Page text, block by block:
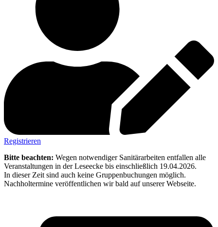
Registrieren
Bitte beachten: Wegen notwendiger Sanitärarbeiten entfallen alle
Veranstaltungen in der Leseecke bis einschließlich 19.04.2026.
In dieser Zeit sind auch keine Gruppenbuchungen möglich.
Nachholtermine veröffentlichen wir bald auf unserer Webseite.